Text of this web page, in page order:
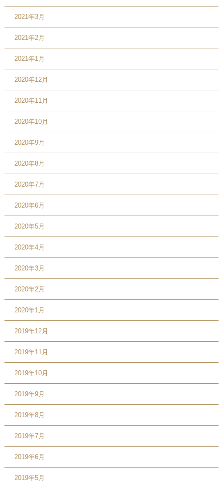
2021年3月
2021年2月
2021年1月
2020年12月
2020年11月
2020年10月
2020年9月
2020年8月
2020年7月
2020年6月
2020年5月
2020年4月
2020年3月
2020年2月
2020年1月
2019年12月
2019年11月
2019年10月
2019年9月
2019年8月
2019年7月
2019年6月
2019年5月